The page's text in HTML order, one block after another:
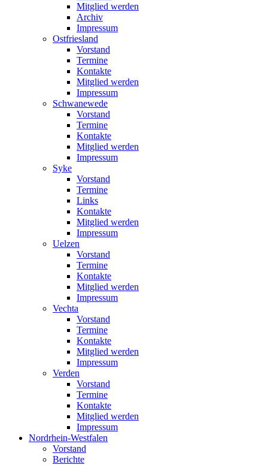
Mitglied werden
Archiv
Impressum
Ostfriesland
Vorstand
Termine
Kontakte
Mitglied werden
Impressum
Schwanewede
Vorstand
Termine
Kontakte
Mitglied werden
Impressum
Syke
Vorstand
Termine
Links
Kontakte
Mitglied werden
Impressum
Uelzen
Vorstand
Termine
Kontakte
Mitglied werden
Impressum
Vechta
Vorstand
Termine
Kontakte
Mitglied werden
Impressum
Verden
Vorstand
Termine
Kontakte
Mitglied werden
Impressum
Nordrhein-Westfalen
Vorstand
Berichte